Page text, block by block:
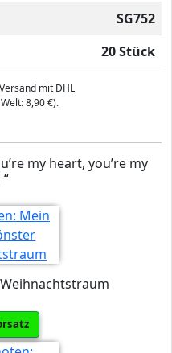
SG752
20 Stück
mit DHL
8,90 €).
my heart, you’re my